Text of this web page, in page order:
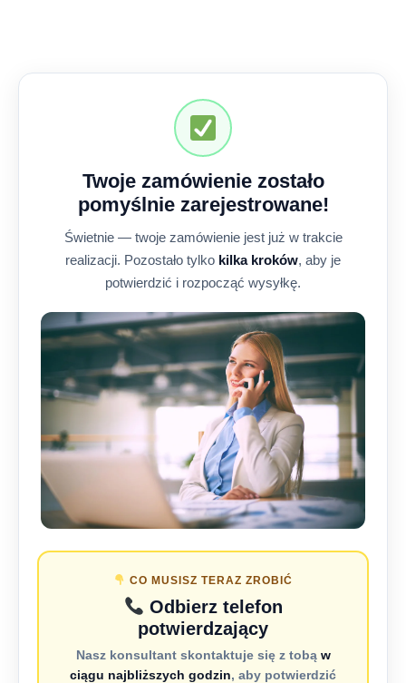
Twoje zamówienie zostało
pomyślnie zarejestrowane!
Świetnie — twoje zamówienie jest już w trakcie
realizacji. Pozostało tylko kilka kroków, aby je
potwierdzić i rozpocząć wysyłkę.
CO MUSISZ TERAZ ZROBIĆ
Odbierz telefon
potwierdzający
Nasz konsultant skontaktuje się z tobą w
ciągu najbliższych godzin, aby potwierdzić